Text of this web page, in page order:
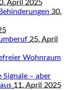
April 2025
30.
25. April
Wohnraum
– aber
11. April 2025